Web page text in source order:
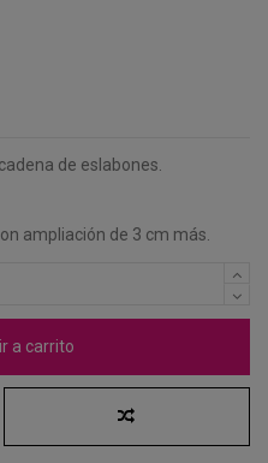
de eslabones.
ampliación de 3 cm más.
a carrito